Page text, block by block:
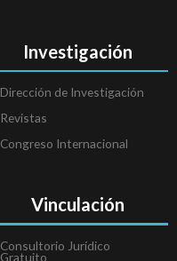
Investigación
Dirección de Investigación
Revistas
Congreso Internacional
Vinculación
Consultorio Jurídico
Gratuito